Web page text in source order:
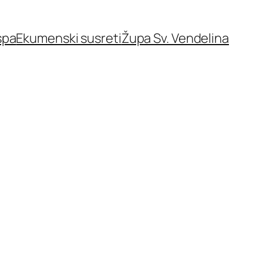
Ekumenski susretiŽupa Sv. Vendelina